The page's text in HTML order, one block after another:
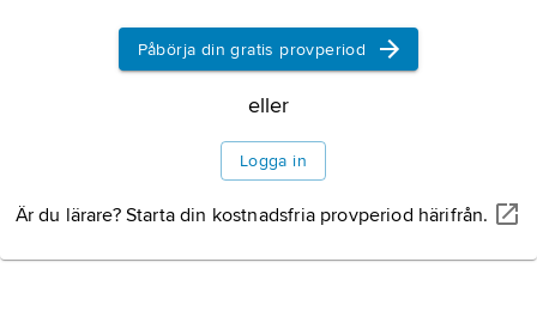
Påbörja din gratis provperiod
eller
Logga in
Är du lärare? Starta din kostnadsfria provperiod härifrån.